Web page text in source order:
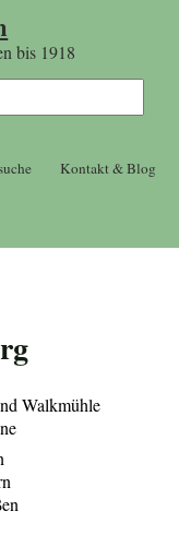
bis 1918
Kontakt & Blog
Walkmühle